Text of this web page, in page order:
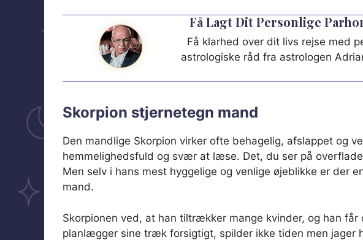
Få Lagt Dit Personlige
Få klarhed over dit livs rejse med
astrologiske råd fra astrologen
Skorpion stjernetegn mand
Den mandlige Skorpion virker ofte behagelig, afslappet og
hemmelighedsfuld og svær at læse. Det, du ser på
Men selv i hans mest hyggelige og venlige øjeblikke er der
mand.
Skorpionen ved, at han tiltrækker mange kvinder, og han
planlægger sine træk forsigtigt, spilder ikke tiden men jager